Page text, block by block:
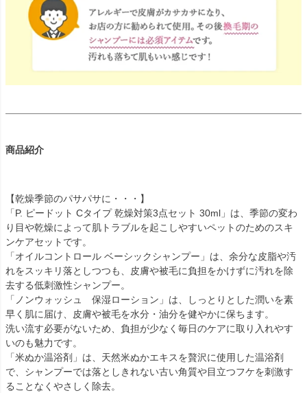
商品紹介
【乾燥季節のパサパサに・・・】
「P. ピードット Cタイプ 乾燥対策3点セット 30ml」は、季節の変わ
り目や乾燥によって肌トラブルを起こしやすいペットのためのスキ
ンケアセットです。
「オイルコントロール ベーシックシャンプー」は、余分な皮脂や汚
れをスッキリ落としつつも、皮膚や被毛に負担をかけずに汚れを除
去する低刺激性シャンプー。
「ノンウォッシュ 保湿ローション」は、しっとりとした潤いを素
早く肌に届け、皮膚や被毛を水分・油分を健やかに保ちます。
洗い流す必要がないため、負担が少なく毎日のケアに取り入れやす
いのも魅力です。
「米ぬか温浴剤」は、天然米ぬかエキスを贅沢に使用した温浴剤
で、シャンプーでは落としきれない古い角質や目立つフケを刺激す
ることなくやさしく除去。